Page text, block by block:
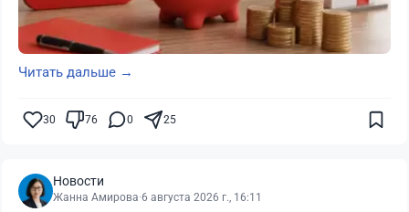
Читать дальше →
30 76 0 25
Новости
Жанна Амирова·6 августа 2026 г., 16:11